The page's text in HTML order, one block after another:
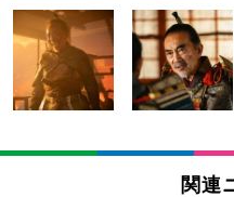
エレコム ワイ
0BBWH/EC 薄
付 Windows
ホワイト
￥1,390
エレコム ワイ
ガンメタリック
EIZO ビジネス
EV3240X-WT |
イト
￥105,595
EIZO ビジネス
【
5N(A) (32イン
動画対応)
￥39,800
REGZA レグザ
関連